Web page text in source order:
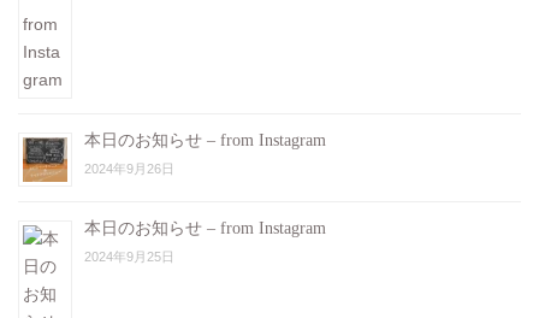
本日のお知らせ – from Instagram
2024年9月26日
本日のお知らせ – from Instagram
2024年9月25日